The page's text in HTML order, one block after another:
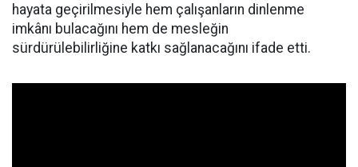
hayata geçirilmesiyle hem çalışanların dinlenme
imkânı bulacağını hem de mesleğin
sürdürülebilirliğine katkı sağlanacağını ifade etti.